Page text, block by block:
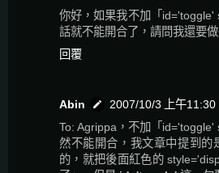
你好，如果我不加「
話就不能開合了，請問我還要
回覆
Abin
2007/10/3 上午11:30
To: Agrippa，不加「
然不能開合，我文章中提到的
的，就把後面紅色的